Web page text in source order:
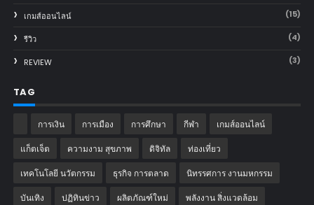
เกมส์ออนไลน์ (15)
รีวิว (4)
REVIEW (3)
TAG
การเงิน การเมือง การศึกษา กีฬา เกมส์ออนไลน์
แก็ตเจ็ต ความงาม สุขภาพ ดิจิทัล ท่องเที่ยว
เทคโนโลยี นวัตกรรม ธุรกิจ การตลาด นิทรรศการ งานมหกรรม
บันเทิง ปฏิทินข่าว ผลิตภัณฑ์ใหม่ พลังงาน สิ่งแวดล้อม